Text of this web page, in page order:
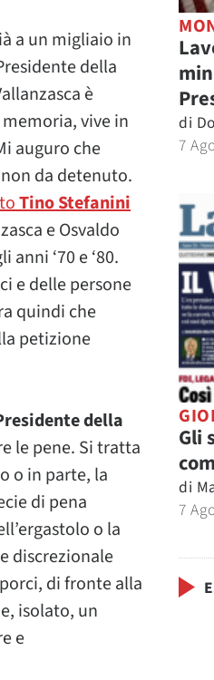
a un migliaio in
della
è
vive in
auguro che
da detenuto.
Tino Stefanini
e Osvaldo
‘70 e ‘80.
e delle persone
quindi che
petizione
della
le pene. Si tratta
o in parte, la
di pena
o la
discrezionale
di fronte alla
isolato, un
e
di
7
Gli
di
7